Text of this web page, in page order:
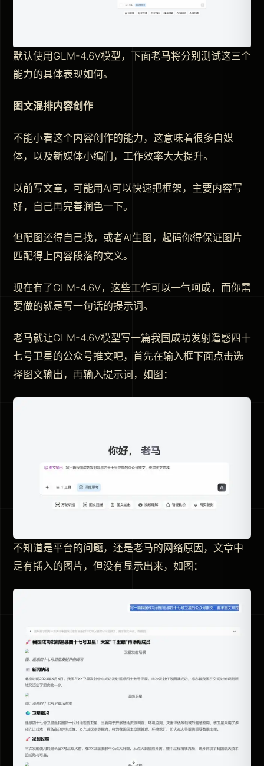
默认使用GLM-4.6V模型，下面老马将分别测试这三个
能力的具体表现如何。
图文混排内容创作
不能小看这个内容创作的能力，这意味着很多自媒
体，以及新媒体小编们，工作效率大大提升。
以前写文章，可能用AI可以快速把框架，主要内容写
好，自己再完善润色一下。
但配图还得自己找，或者AI生图，起码你得保证图片
匹配得上内容段落的文义。
现在有了GLM-4.6V，这些工作可以一气呵成，而你需
要做的就是写一句话的提示词。
老马就让GLM-4.6V模型写一篇我国成功发射遥感四十
七号卫星的公众号推文吧，首先在输入框下面点击选
择图文输出，再输入提示词，如图：
不知道是平台的问题，还是老马的网络原因，文章中
是有插入的图片，但没有显示出来，如图：